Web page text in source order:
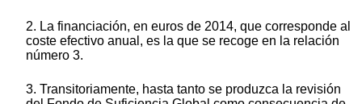
2. La financiación, en euros de 2014, que corresponde al
coste efectivo anual, es la que se recoge en la relación
número 3.
3. Transitoriamente, hasta tanto se produzca la revisión